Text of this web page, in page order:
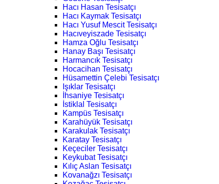
Hacı Hasan Tesisatçı
Hacı Kaymak Tesisatçı
Hacı Yusuf Mescit Tesisatçı
Hacıveyiszade Tesisatçı
Hamza Oğlu Tesisatçı
Hanay Başı Tesisatçı
Harmancık Tesisatçı
Hocacihan Tesisatçı
Hüsamettin Çelebi Tesisatçı
Işıklar Tesisatçı
İhsaniye Tesisatçı
İstiklal Tesisatçı
Kampüs Tesisatçı
Karahüyük Tesisatçı
Karakulak Tesisatçı
Karatay Tesisatçı
Keçeciler Tesisatçı
Keykubat Tesisatçı
Kılıç Aslan Tesisatçı
Kovanağzı Tesisatçı